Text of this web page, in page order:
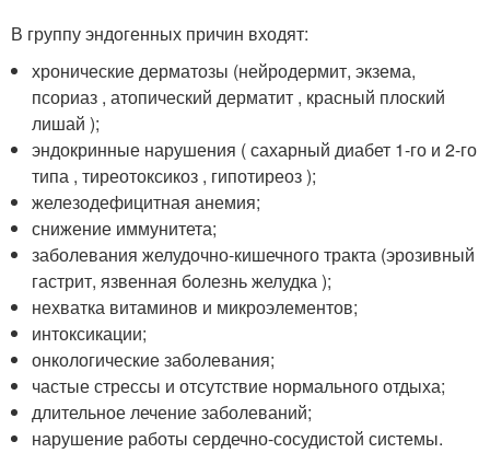
В группу эндогенных причин входят:
хронические дерматозы (нейродермит, экзема,
псориаз , атопический дерматит , красный плоский
лишай );
эндокринные нарушения ( сахарный диабет 1-го и 2-го
типа , тиреотоксикоз , гипотиреоз );
железодефицитная анемия;
снижение иммунитета;
заболевания желудочно-кишечного тракта (эрозивный
гастрит, язвенная болезнь желудка );
нехватка витаминов и микроэлементов;
интоксикации;
онкологические заболевания;
частые стрессы и отсутствие нормального отдыха;
длительное лечение заболеваний;
нарушение работы сердечно-сосудистой системы.